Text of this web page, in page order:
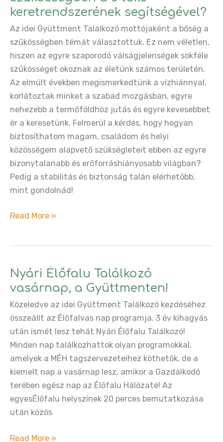
ami
ebből
született…
keretrendszerének segítségével?
Az idei Gyüttment Találkozó mottójaként a bőség a
szűkösségben témát választottuk. Ez nem véletlen,
hiszen az egyre szaporodó válságjelenségek sokféle
szűkösséget okoznak az életünk számos területén.
Az elmúlt években megismerkedtünk a vízhiánnyal,
korlátoztak minket a szabad mozgásban, egyre
nehezebb a termőföldhöz jutás és egyre kevesebbet
ér a keresetünk. Felmerül a kérdés, hogy hogyan
biztosíthatom magam, családom és helyi
közösségem alapvető szükségleteit ebben az egyre
bizonytalanabb és erőforráshiányosabb világban?
Pedig a stabilitás és biztonság talán elérhetőbb,
mint gondolnád!
Hogyan
bőséget
szűkösségben
a
8
tőke
keretrendszerének
segítségével?
Read More »
Nyári Élőfalu Találkozó
vasárnap, a Gyüttmenten!
Közeledve az idei Gyüttment Találkozó kezdéséhez
összeállt az Élőfalvas nap programja. 3 év kihagyás
után ismét lesz tehát Nyári Élőfalu Találkozó!
Minden nap találkozhattok olyan programokkal,
amelyek a MÉH tagszervezeteihez köthetők, de a
kiemelt nap a vasárnap lesz, amikor a Gazdálkodó
terében egész nap az Élőfalu Hálózaté! Az
egyesÉlőfalu helyszínek 20 perces bemutatkozása
után közös
Nyári
Read More »